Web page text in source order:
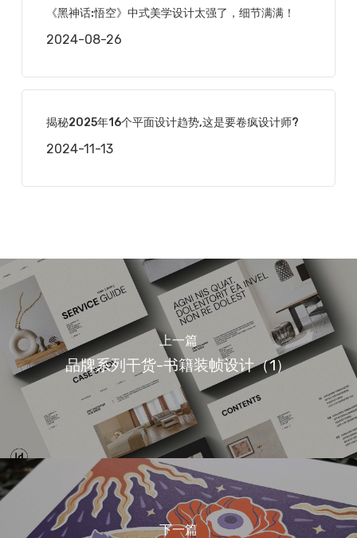
《黑神话:悟空》中式美学设计太强了，细节满满！
2024-08-26
揭秘2025年16个平面设计趋势,这是要卷疯设计师?
2024-11-13
上一篇
品牌系列干货-书籍装帧设计（1）
下一篇